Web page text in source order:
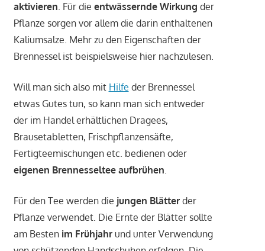
aktivieren. Für die entwässernde Wirkung der
Pflanze sorgen vor allem die darin enthaltenen
Kaliumsalze. Mehr zu den Eigenschaften der
Brennessel ist beispielsweise hier nachzulesen.
Will man sich also mit Hilfe der Brennessel
etwas Gutes tun, so kann man sich entweder
der im Handel erhältlichen Dragees,
Brausetabletten, Frischpflanzensäfte,
Fertigteemischungen etc. bedienen oder
eigenen Brennesseltee aufbrühen.
Für den Tee werden die jungen Blätterder
Pflanze verwendet. Die Ernte der Blätter sollte
am Bestenim Frühjahrund unter Verwendung